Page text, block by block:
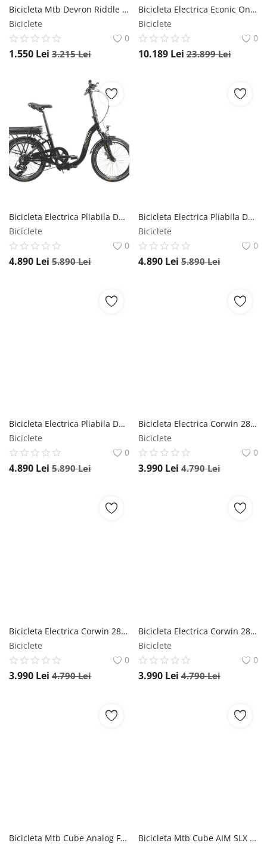
Bicicleta Mtb Devron Riddle 2023 RW1.7 - 27.5 Inch, L, Albastru - Reambalat Devron
Biciclete
0
1.550 Lei 3.215Lei
Bicicleta Electrica Econic One Adventure - 29 Inch, M, Galben, Reambalat Econic ONE
Biciclete
0
10.189 Lei 23.899Lei
Bicicleta Electrica Pliabila Devron 20122 - 20 Inch, S, Negru
Biciclete
0
4.890 Lei 5.890Lei
Bicicleta Electrica Pliabila Devron 20122 - 20 Inch, S, Verde
Biciclete
0
4.890 Lei 5.890Lei
Bicicleta Electrica Pliabila Devron 20122 - 20 Inch, S, Negru
Biciclete
0
4.890 Lei 5.890Lei
Bicicleta Electrica Corwin 28321 - 28 Inch, 530 mm, Negru mat
Biciclete
0
3.990 Lei 4.790Lei
Bicicleta Electrica Corwin 28321 - 28 Inch, 490 mm, Negru mat
Biciclete
0
3.990 Lei 4.790Lei
Bicicleta Electrica Corwin 28321 - 28 Inch, 490 mm, Gri lucios
Biciclete
0
3.990 Lei 4.790Lei
Bicicleta Mtb Cube Analog Flashlime Black 2023 - 25.7 Inch, XS, Galben, Reambalat Cube
Bicicleta Mtb Cube AIM SLX 2023 - 29 Inch, M, Alb, Reambalat Cube